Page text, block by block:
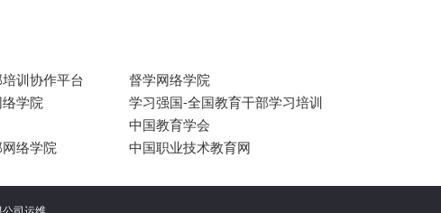
训协作平台
督学网络学院
学院
学习强国-全国教育干部学习培训
中国教育学会
络学院 中国职业技术教育网